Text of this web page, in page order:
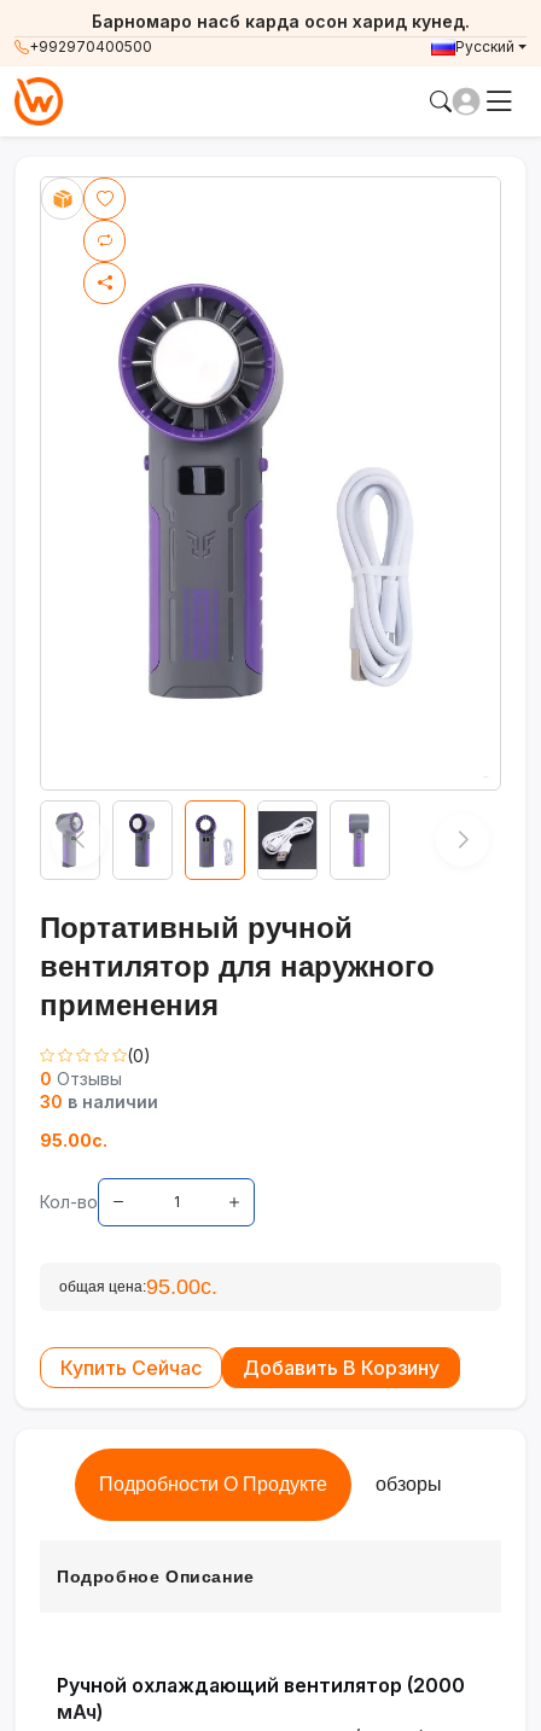
+992970400500
Барномаро насб карда осон харид кунед.
Русский
Портативный ручной
вентилятор для наружного
применения
(0)
0 Отзывы
30 в наличии
95.00с.
Кол-во
общая цена:95.00с.
Купить Сейчас Добавить В Корзину
Подробности О Продукте обзоры
Подробное Описание
Ручной охлаждающий вентилятор (2000
мАч)